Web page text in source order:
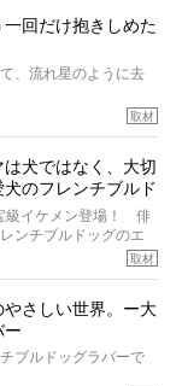
郎は9歳で脳腫瘍を発
のです。旅立ったと
級のレジェンドでし
作が起きなかったと
なく、脳腫瘍と闘う
違いありません。桃
に、治療の選択やケ
した。
一回だけ抱きしめた
、流れ星のように去
考えたいし、泣き出
できないが、話をき
だろう。
た、ほんとうに愛し
って、お話をきこう
取材
は犬ではなく、大切
のフレンチブルド
級イケメン登場！ 俳
ンチブルドッグのエ
との情報を聞きつけ、
っぷり語っていただ
ました。
取材
やさしい世界。ー大
ー
ブルドッグラバーで